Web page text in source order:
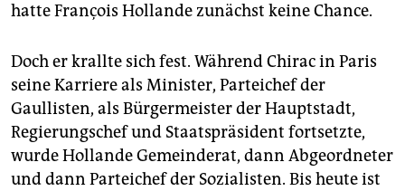
hatte François Hollande zunächst keine Chance.
Doch er krallte sich fest. Während Chirac in Paris
seine Karriere als Minister, Parteichef der
Gaullisten, als Bürgermeister der Hauptstadt,
Regierungschef und Staatspräsident fortsetzte,
wurde Hollande Gemeinderat, dann Abgeordneter
und dann Parteichef der Sozialisten. Bis heute ist